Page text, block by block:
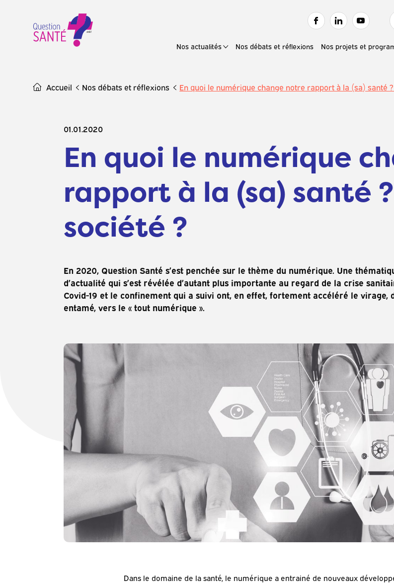
Nos actualités Nos débats et réflexions Nos projets et
Accueil Nos débats et réflexions En quoi le numérique change notre rapport à la (sa) santé
01.01.2020
En quoi le numérique
rapport à la (sa) santé ?
société ?
En 2020, Question Santé s’est penchée sur le thème du numérique. Une
d’actualité qui s’est révélée d’autant plus importante au regard de la crise
Covid-19 et le confinement qui a suivi ont, en effet, fortement accéléré le virage,
entamé, vers le « tout numérique ».
Dans le domaine de la santé, le numérique a entrainé de nouveaux